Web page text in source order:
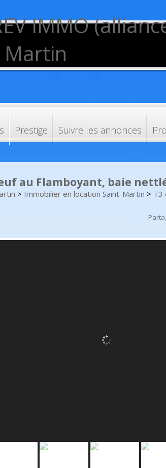
Prestige Suivre les annonces
au Flamboyant, baie
> Immobilier en location Saint-Martin > T3